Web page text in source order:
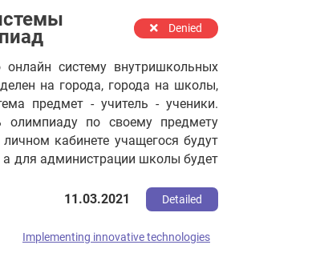
Denied
систему внутришкольных
на города, города на школы,
предмет - учитель - ученики.
олимпиаду по своему предмету
кабинете учащегося будут
для администрации школы будет
можете связаться со мной по
11.03.2021 Detailed
Implementing innovative technologies